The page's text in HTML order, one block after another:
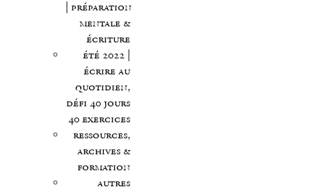
| préparation
mentale &
écriture
été 2022 |
écrire au
quotidien,
défi 40 jours
40 exercices
ressources,
archives &
formation
autres